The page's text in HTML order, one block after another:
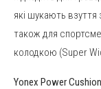
які шукають
також для
колодкою (Super
Yonex Power